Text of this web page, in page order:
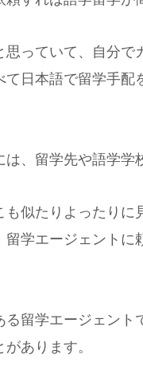
思っていて、自分
て日本語で留学手
、留学先や語学学
も似たりよったり
学エージェントに
る留学エージェン
あります。